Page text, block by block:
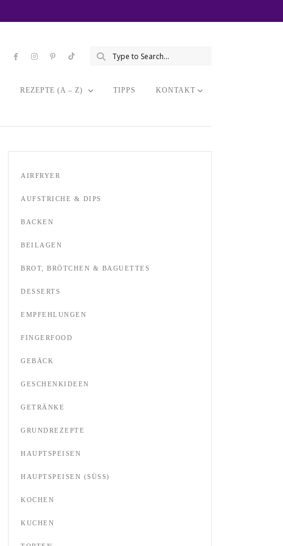
REZEPTE (A – Z) TIPPS KONTAKT
AIRFRYER
AUFSTRICHE & DIPS
BACKEN
BEILAGEN
BROT, BRÖTCHEN & BAGUETTES
DESSERTS
EMPFEHLUNGEN
FINGERFOOD
GEBÄCK
GESCHENKIDEEN
GETRÄNKE
GRUNDREZEPTE
HAUPTSPEISEN
HAUPTSPEISEN (SÜSS)
KOCHEN
KUCHEN